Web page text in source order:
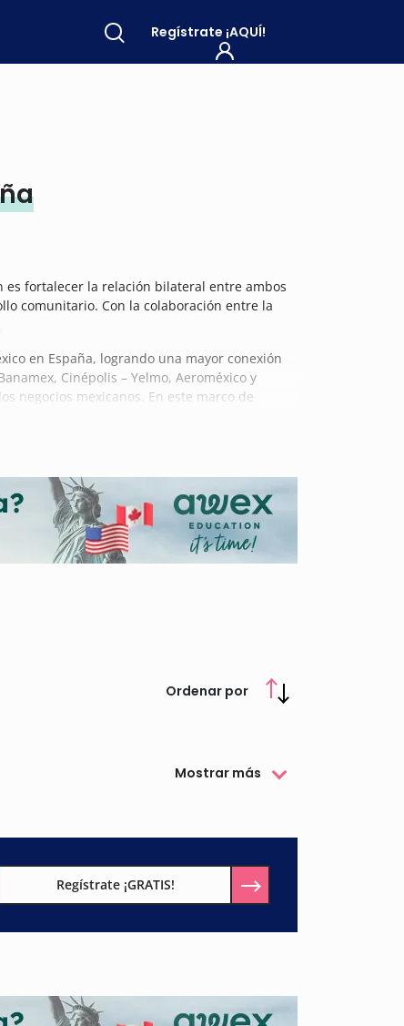
Regístrate ¡AQUÍ!
es fortalecer la relación bilateral entre ambos
comunitario. Con la colaboración entre la
en España, logrando una mayor conexión
Cinépolis – Yelmo, Aeroméxico y
negocios mexicanos. En este marco de
mutuo y el enriquecimiento
Ordenar por
Mostrar más
Regístrate ¡GRATIS!